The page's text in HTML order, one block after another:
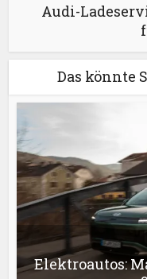
Audi-
Das könnte
Elektroautos: